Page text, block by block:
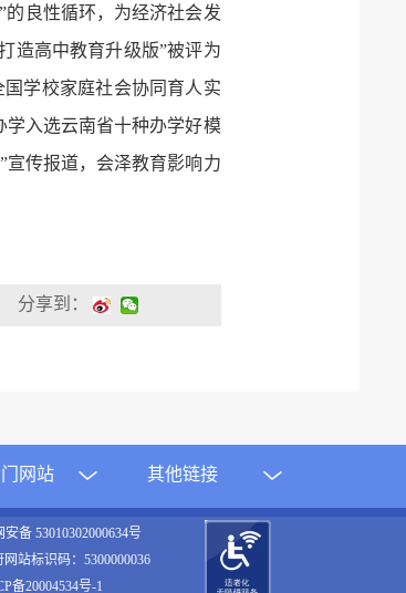
的良性循环，为经济社会发
造高中教育升级版”被评为
国学校家庭社会协同育人实
学入选云南省十种办学好模
宣传报道，会泽教育影响力
享到：
网站 其他链接
安备 53010302000634号
网站标识码：5300000036
备20004534号-1